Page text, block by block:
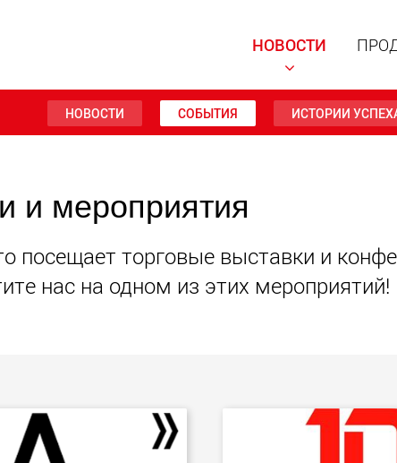
НОВОСТИ
НОВОСТИ СОБЫТИЯ ИСТОРИИ
и мероприятия
посещает торговые выставки и
нас на одном из этих мероприятий!